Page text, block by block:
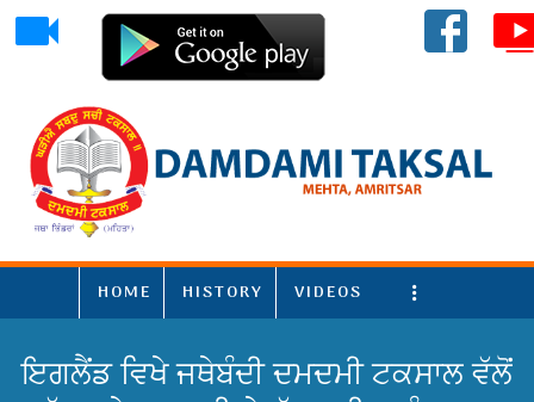
HOME HISTORY VIDEOS More
ਇਗਲੈਂਡ ਵਿਖੇ ਜਥੇਬੰਦੀ ਦਮਦਮੀ ਟਕਸਾਲ ਵੱਲੋਂ